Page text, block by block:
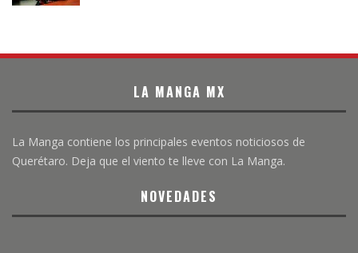
LA MANGA MX
La Manga contiene los principales eventos noticiosos de
Querétaro. Deja que el viento te lleve con La Manga.
NOVEDADES